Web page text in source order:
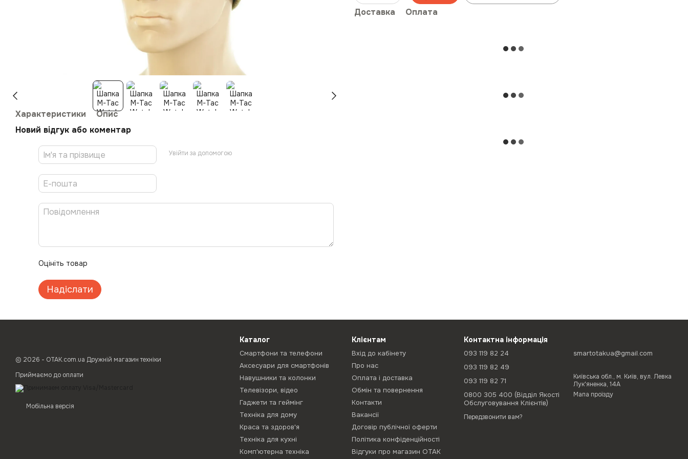
Характеристики
Опис
Новий відгук або коментар
Увійти за допомогою
Оцініть товар
Надіслати
Доставка Оплата
© 2026 - ОТАК.com.ua Дружній магазин техніки
Приймаємо до оплати
Мобільна версія
Каталог
Смартфони та телефони
Аксесуари для смартфонів
Навушники та колонки
Телевізори, відео
Гаджети та геймінг
Техніка для дому
Краса та здоров'я
Техніка для кухні
Комп'ютерна техніка
Клієнтам
Вхід до кабінету
Про нас
Оплата і доставка
Обмін та повернення
Контакти
Вакансії
Договір публічної оферти
Політика конфіденційності
Відгуки про магазин ОТАК
Контактна інформація
093 119 82 24
093 119 82 49
093 119 82 71
0800 305 400 (Відділ Якості
Обслуговування Клієнтів)
Передзвонити вам?
smartotakua@gmail.com
Київська обл., м. Київ, вул. Левка
Лук'яненка, 14А
Мапа проїзду